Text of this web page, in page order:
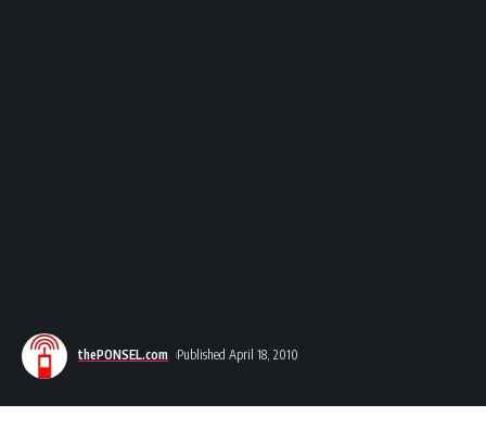
thePONSEL.com Published April 18, 2010